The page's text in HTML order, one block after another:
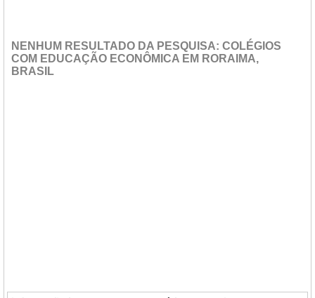
NENHUM RESULTADO DA PESQUISA: COLÉGIOS
COM EDUCAÇÃO ECONÔMICA EM RORAIMA,
BRASIL